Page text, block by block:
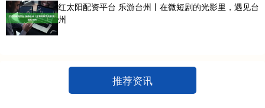
红太阳配资平台 乐游台州丨在微短剧的光影里，遇见台
州
推荐资讯